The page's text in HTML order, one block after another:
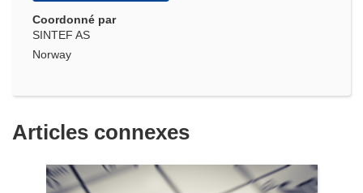
Coordonné par
SINTEF AS
Norway
Articles connexes